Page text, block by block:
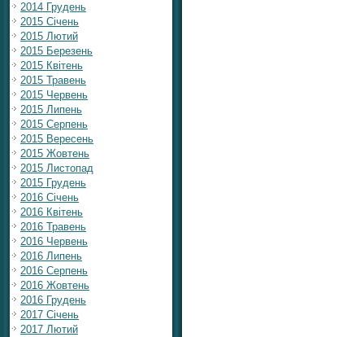
2014 Грудень
2015 Січень
2015 Лютий
2015 Березень
2015 Квітень
2015 Травень
2015 Червень
2015 Липень
2015 Серпень
2015 Вересень
2015 Жовтень
2015 Листопад
2015 Грудень
2016 Січень
2016 Квітень
2016 Травень
2016 Червень
2016 Липень
2016 Серпень
2016 Жовтень
2016 Грудень
2017 Січень
2017 Лютий